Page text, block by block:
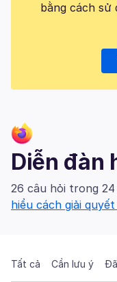
bằng cách sử
Diễn đàn
26 câu hỏi trong
hiểu cách giải
Tất cả Cần lưu ý